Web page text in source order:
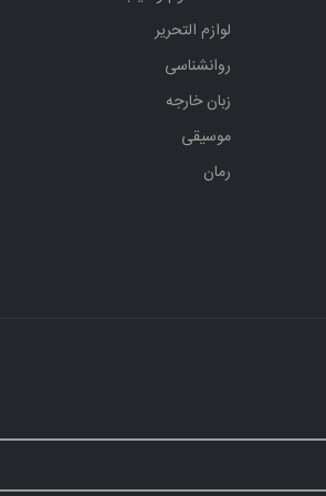
لوازم التحریر
روانشناسی
زبان خارجه
موسیقی
رمان